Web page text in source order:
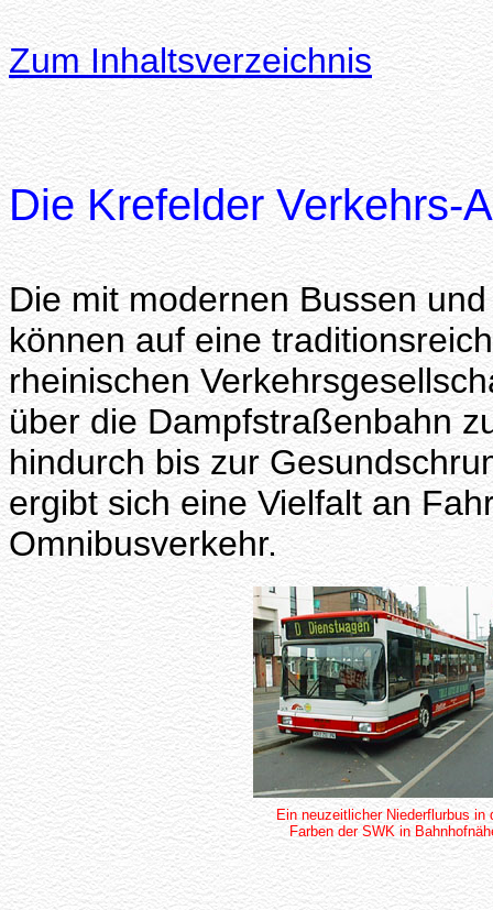
Zum Inhaltsverzeichnis
Die Krefelder Verkehrs-
Die mit modernen Bussen
können auf eine
rheinischen
über die Dampfstraßenbahn
hindurch bis zur
ergibt sich eine Vielfalt an
Omnibusverkehr.
Ein neuzeitlicher Niederflurbus in
Farben der SWK in